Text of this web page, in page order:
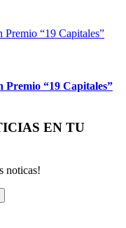
Premio “19 Capitales”
EN TU
noticas!